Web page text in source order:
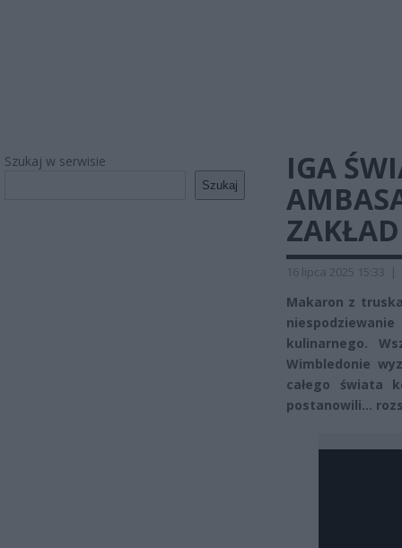
Szukaj w serwisie
Szukaj
IGA
ZAKŁAD
16 lipca 2025 15:33 |
Makaron z
kulinarnego.
Wimbledonie
całego świata
postanowili…